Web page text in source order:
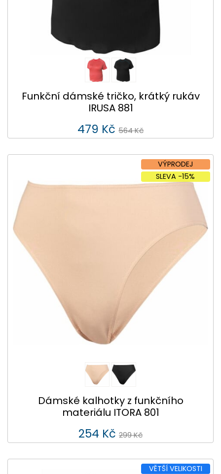
Funkční dámské tričko, krátký rukáv
IRUSA 881
479 Kč 564 Kč
VÝPRODEJ
SLEVA -15%
Dámské kalhotky z funkčního
materiálu ITORA 801
254 Kč 299 Kč
VĚTŠÍ VELIKOSTI